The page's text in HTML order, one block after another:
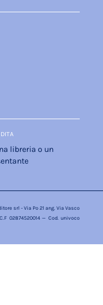
libreria o un
srl - Via Po 21 ang. Via Vasco
02874520014 — Cod. univoco